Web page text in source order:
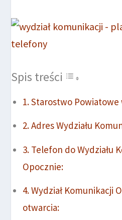
Spis treści
Starostwo Powiatowe
Adres Wydziału
Telefon do Wydziału
Opocznie:
Wydział Komunikacji
otwarcia: